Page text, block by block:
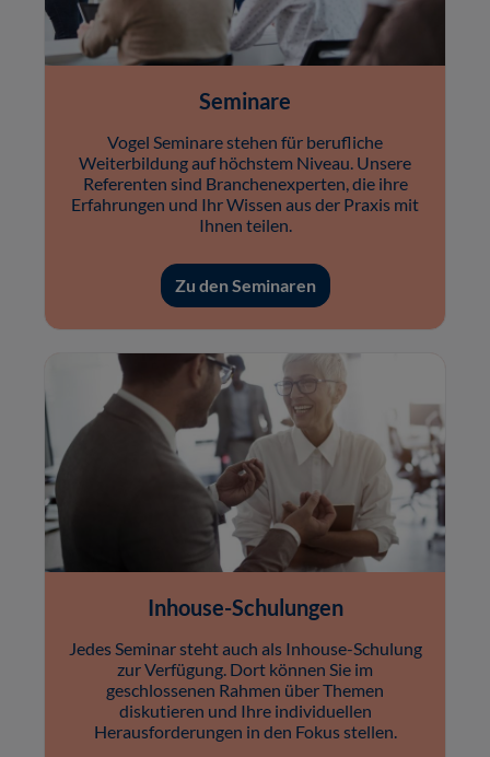
Seminare
Vogel Seminare stehen für berufliche
Weiterbildung auf höchstem Niveau. Unsere
Referenten sind Branchenexperten, die ihre
Erfahrungen und Ihr Wissen aus der Praxis mit
Ihnen teilen.
Zu den Seminaren
Inhouse-Schulungen
Jedes Seminar steht auch als Inhouse-Schulung
zur Verfügung. Dort können Sie im
geschlossenen Rahmen über Themen
diskutieren und Ihre individuellen
Herausforderungen in den Fokus stellen.